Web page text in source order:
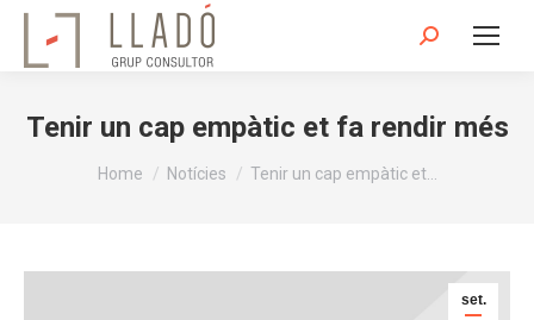
Search:
Tenir un cap empàtic et fa rendir més
You are here:
Home Notícies Tenir un cap empàtic et…
set.